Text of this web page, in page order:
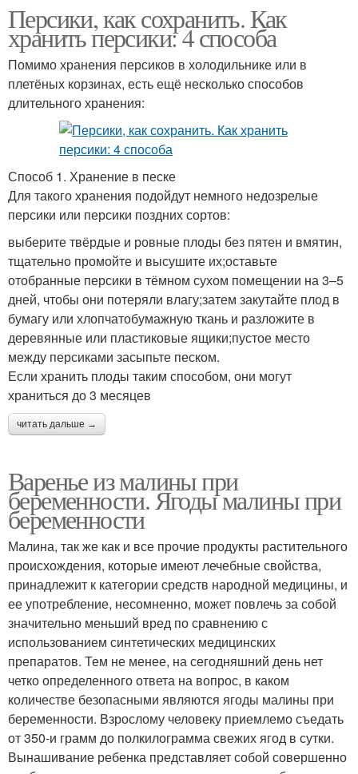
Персики, как сохранить. Как
хранить персики: 4 способа
Помимо хранения персиков в холодильнике или в
плетёных корзинах, есть ещё несколько способов
длительного хранения:
Способ 1. Хранение в песке
Для такого хранения подойдут немного недозрелые
персики или персики поздних сортов:
выберите твёрдые и ровные плоды без пятен и вмятин,
тщательно промойте и высушите их;оставьте
отобранные персики в тёмном сухом помещении на 3–5
дней, чтобы они потеряли влагу;затем закутайте плод в
бумагу или хлопчатобумажную ткань и разложите в
деревянные или пластиковые ящики;пустое место
между персиками засыпьте песком.
Если хранить плоды таким способом, они могут
храниться до 3 месяцев
читать дальше →
Варенье из малины при
беременности. Ягоды малины при
беременности
Малина, так же как и все прочие продукты растительного
происхождения, которые имеют лечебные свойства,
принадлежит к категории средств народной медицины, и
ее употребление, несомненно, может повлечь за собой
значительно меньший вред по сравнению с
использованием синтетических медицинских
препаратов. Тем не менее, на сегодняшний день нет
четко определенного ответа на вопрос, в каком
количестве безопасными являются ягоды малины при
беременности. Взрослому человеку приемлемо съедать
от 350-и грамм до полкилограмма свежих ягод в сутки.
Вынашивание ребенка представляет собой совершенно